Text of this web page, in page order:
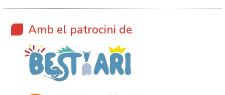
Amb el patrocini de